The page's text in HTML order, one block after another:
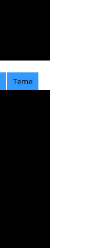
Teme